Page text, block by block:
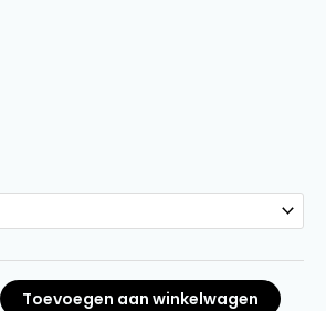
Toevoegen aan winkelwagen